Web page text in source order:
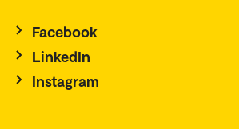
Facebook
LinkedIn
Instagram